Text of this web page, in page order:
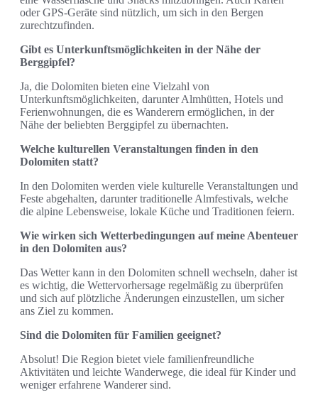
oder GPS-Geräte sind nützlich, um sich in den Bergen
zurechtzufinden.
Gibt es Unterkunftsmöglichkeiten in der Nähe der
Berggipfel?
Ja, die Dolomiten bieten eine Vielzahl von
Unterkunftsmöglichkeiten, darunter Almhütten, Hotels und
Ferienwohnungen, die es Wanderern ermöglichen, in der
Nähe der beliebten Berggipfel zu übernachten.
Welche kulturellen Veranstaltungen finden in den
Dolomiten statt?
In den Dolomiten werden viele kulturelle Veranstaltungen und
Feste abgehalten, darunter traditionelle Almfestivals, welche
die alpine Lebensweise, lokale Küche und Traditionen feiern.
Wie wirken sich Wetterbedingungen auf meine Abenteuer
in den Dolomiten aus?
Das Wetter kann in den Dolomiten schnell wechseln, daher ist
es wichtig, die Wettervorhersage regelmäßig zu überprüfen
und sich auf plötzliche Änderungen einzustellen, um sicher
ans Ziel zu kommen.
Sind die Dolomiten für Familien geeignet?
Absolut! Die Region bietet viele familienfreundliche
Aktivitäten und leichte Wanderwege, die ideal für Kinder und
weniger erfahrene Wanderer sind.